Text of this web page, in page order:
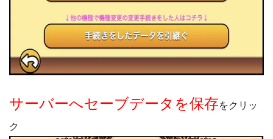
サーバーへセーブデータを保存をクリッ
ク